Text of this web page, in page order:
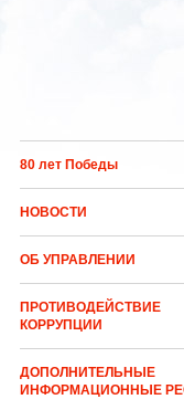
80 лет Победы
НОВОСТИ
ОБ УПРАВЛЕНИИ
ПРОТИВОДЕЙСТВИЕ
КОРРУПЦИИ
ДОПОЛНИТЕЛЬНЫЕ
ИНФОРМАЦИОННЫЕ